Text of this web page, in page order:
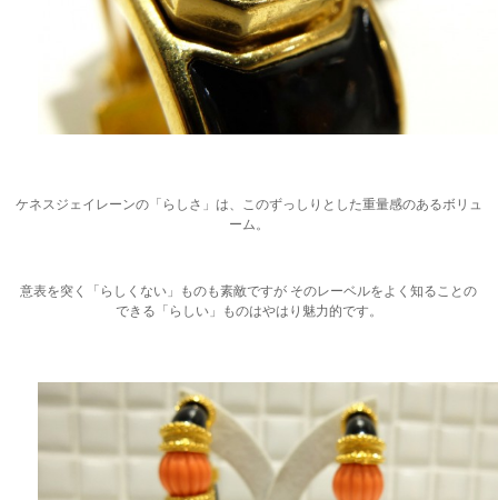
ケネスジェイレーンの「らしさ」は、このずっしりとした重量感のあるボリュ
ーム。
意表を突く「らしくない」ものも素敵ですが そのレーベルをよく知ることの
できる「らしい」ものはやはり魅力的です。